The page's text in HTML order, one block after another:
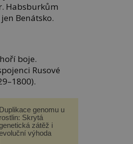
Habsburkům
Benátsko.
boje.
Rusové
Duplikace genomu u
rostlin: Skrytá
zátěž i
výhoda